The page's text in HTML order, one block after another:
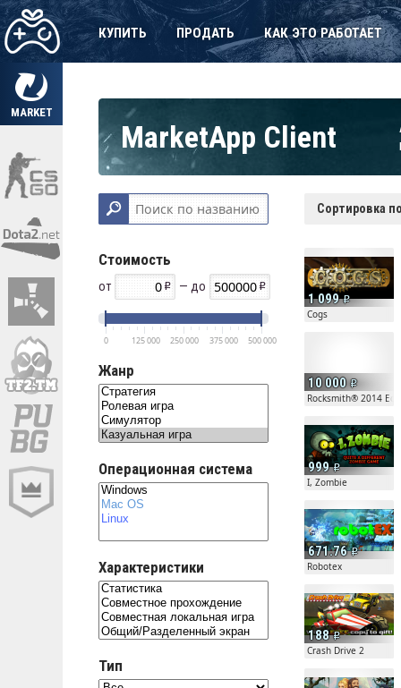
MARKET
КУПИТЬ ПРОДАТЬ КАК ЭТО РАБОТАЕТ
MarketApp Client
Стоимость
от — до
0 125 000 250 000 375 000 500 000
Жанр
Операционная система
Характеристики
Тип
Сортировка
1 099
Cogs
10 000
Rocksmith® 2014
999
I, Zombie
671.76
Robotex
188
Crash Drive 2